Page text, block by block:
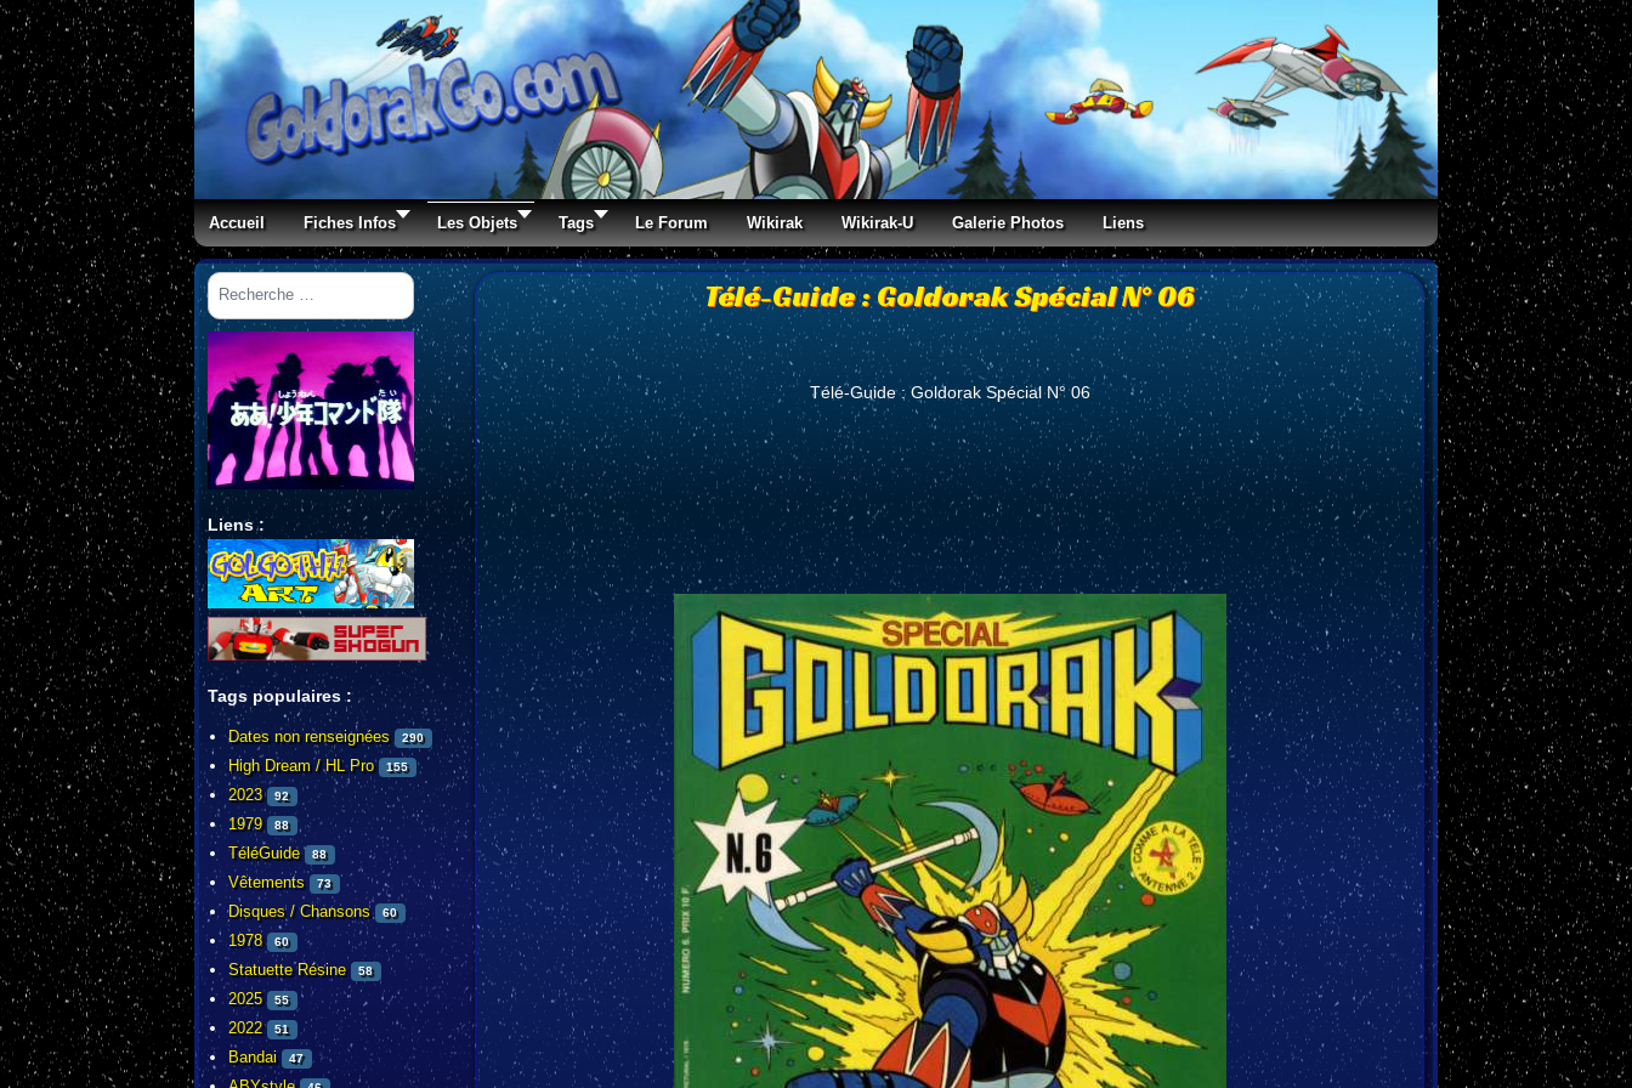
Accueil Fiches Infos Les Objets Tags Le Forum Wikirak Wikirak-U Galerie Photos Liens
Rechercher
Liens :
Tags populaires :
Dates non renseignées 290
High Dream / HL Pro 155
2023 92
1979 88
TéléGuide 88
Vêtements 73
Disques / Chansons 60
1978 60
Statuette Résine 58
2025 55
2022 51
Bandai 47
Télé-Guide : Goldorak Spécial N° 06
Télé-Guide : Goldorak Spécial N° 06